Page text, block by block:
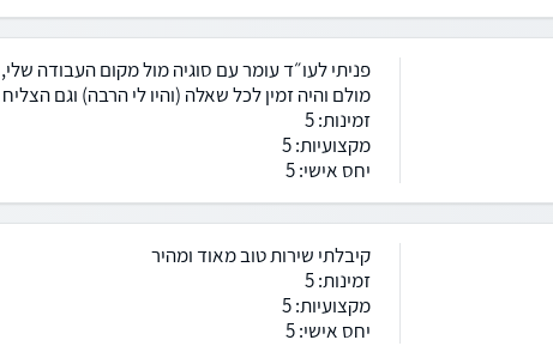
פניתי לעו״ד עומר עם סוגיה מול מקום העבודה
מולם והיה זמין לכל שאלה (והיו לי הרבה) וגם
זמינות: 5
מקצועיות: 5
יחס אישי: 5
קיבלתי שירות טוב מאוד ומהיר
זמינות: 5
מקצועיות: 5
יחס אישי: 5